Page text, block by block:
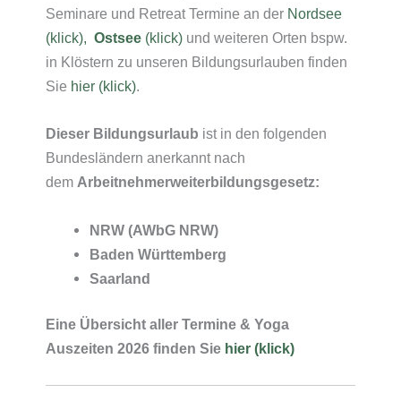
Seminare und Retreat Termine an der Nordsee
(klick), Ostsee (klick) und weiteren Orten bspw.
in Klöstern zu unseren Bildungsurlauben finden
Sie hier (klick).
Dieser Bildungsurlaub ist in den folgenden
Bundesländern anerkannt nach
dem Arbeitnehmerweiterbildungsgesetz:
NRW (AWbG NRW)
Baden Württemberg
Saarland
Eine Übersicht aller Termine & Yoga
Auszeiten 2026 finden Sie hier (klick)